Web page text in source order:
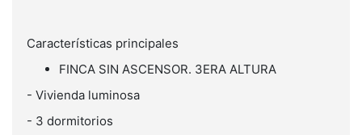
Características principales
FINCA SIN ASCENSOR. 3ERA ALTURA
- Vivienda luminosa
- 3 dormitorios